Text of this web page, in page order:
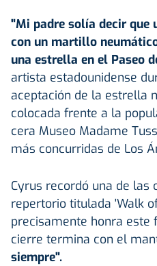
"Mi padre solía decir que
con un martillo
una estrella en el Paseo
artista estadounidense
aceptación de la estrella
colocada frente a la
cera Museo Madame
más concurridas de Los
Cyrus recordó una de las
repertorio titulada 'Walk
precisamente honra este
cierre termina con el
siempre".